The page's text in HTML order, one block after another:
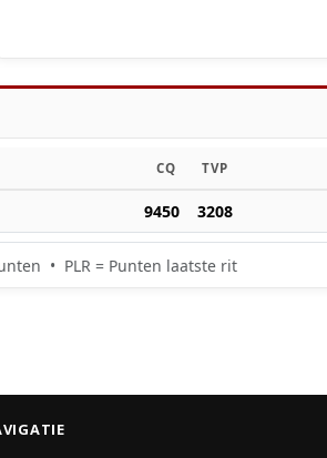
CQ TVP
9450 3208
• PLR = Punten laatste rit